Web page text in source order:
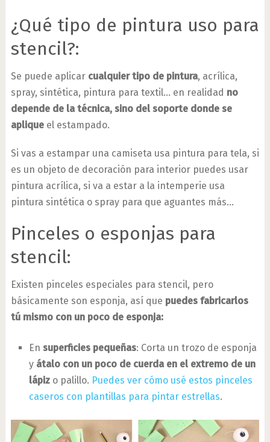
¿Qué tipo de pintura uso para
stencil?:
Se puede aplicar cualquier tipo de pintura, acrílica,
spray, sintética, pintura para textil… en realidad no
depende de la técnica, sino del soporte donde se
apliqueel estampado.
Si vas a estampar una camiseta usa pintura para tela, si
es un objeto de decoración para interior puedes usar
pintura acrílica, si va a estar a la intemperie usa
pintura sintética o spray para que aguantes más…
Pinceles o esponjas para
stencil:
Existen pinceles especiales para stencil, pero
básicamente son esponja, así que puedes fabricarlos
tú mismo con un poco de esponja:
En superficies pequeñas: Corta un trozo de esponja
y átalo con un poco de cuerda en el extremo de un
lápizo palillo. Puedes ver cómo usé estos pinceles
caseros con plantillas para pintar estrellas.